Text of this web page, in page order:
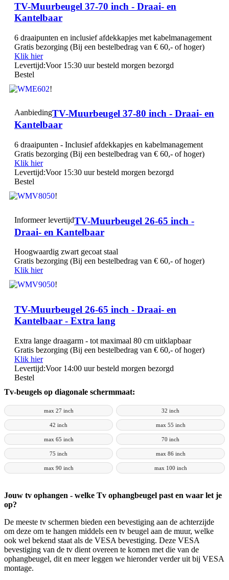
TV-Muurbeugel 37-70 inch - Draai‑ en
Kantelbaar
6 draaipunten en inclusief afdekkapjes met kabelmanagement
Gratis bezorging (Bij een bestelbedrag van € 60,- of hoger)
Klik hier
Levertijd:Voor 15:30 uur besteld morgen bezorgd
Bestel
AanbiedingTV-Muurbeugel 37-80 inch - Draai‑ en
Kantelbaar
6 draaipunten - Inclusief afdekkapjes en kabelmanagement
Gratis bezorging (Bij een bestelbedrag van € 60,- of hoger)
Klik hier
Levertijd:Voor 15:30 uur besteld morgen bezorgd
Bestel
!
Informeer levertijdTV-Muurbeugel 26-65 inch -
Draai‑ en Kantelbaar
Hoogwaardig zwart gecoat staal
Gratis bezorging (Bij een bestelbedrag van € 60,- of hoger)
Klik hier
!
TV-Muurbeugel 26-65 inch - Draai‑ en
Kantelbaar - Extra lang
Extra lange draagarm - tot maximaal 80 cm uitklapbaar
Gratis bezorging (Bij een bestelbedrag van € 60,- of hoger)
Klik hier
Levertijd:Voor 14:00 uur besteld morgen bezorgd
Bestel
!
Tv-beugels op diagonale schermmaat:
max 27 inch 32 inch
42 inch max 55 inch
max 65 inch 70 inch
75 inch max 86 inch
max 90 inch max 100 inch
Jouw tv ophangen - welke Tv ophangbeugel past en waar let je
op?
De meeste tv schermen bieden een bevestiging aan de achterzijde
om deze om te hangen middels een tv beugel aan de muur, welke
ook wel bekend staat als de VESA bevestiging. Deze VESA
bevestiging van de tv dient overeen te komen met die van de
ophangbeugel, dit en meer leggen we hieronder verder uit bij VESA
montage.